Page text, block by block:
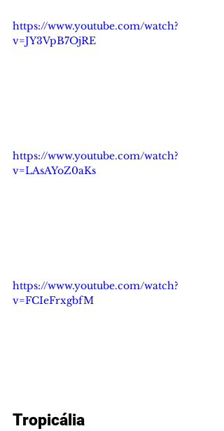
https://www.youtube.com/watch?
v=JY3VpB7OjRE
https://www.youtube.com/watch?
v=LAsAYoZ0aKs
https://www.youtube.com/watch?
v=FCIeFrxgbfM
Tropicália